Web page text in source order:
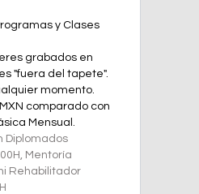
y Clases
grabados en
"fuera del tapete".
momento.
comparado con
Mensual.
Diplomados
Mentoría
Rehabilitador